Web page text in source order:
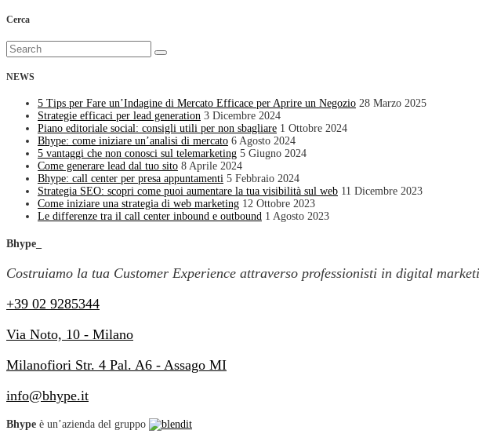
Cerca
Search
for:
NEWS
5 Tips per Fare un’Indagine di Mercato Efficace per Aprire un Negozio 28 Marzo 2025
Strategie efficaci per lead generation 3 Dicembre 2024
Piano editoriale social: consigli utili per non sbagliare 1 Ottobre 2024
Bhype: come iniziare un’analisi di mercato 6 Agosto 2024
5 vantaggi che non conosci sul telemarketing 5 Giugno 2024
Come generare lead dal tuo sito 8 Aprile 2024
Bhype: call center per presa appuntamenti 5 Febbraio 2024
Strategia SEO: scopri come puoi aumentare la tua visibilità sul web 11 Dicembre 2023
Come iniziare una strategia di web marketing 12 Ottobre 2023
Le differenze tra il call center inbound e outbound 1 Agosto 2023
Bhype_
Costruiamo la tua Customer Experience attraverso professionisti in digital
+39 02 9285344
Via Noto, 10 - Milano
Milanofiori Str. 4 Pal. A6 - Assago MI
info@bhype.it
Bhype è un’azienda del gruppo